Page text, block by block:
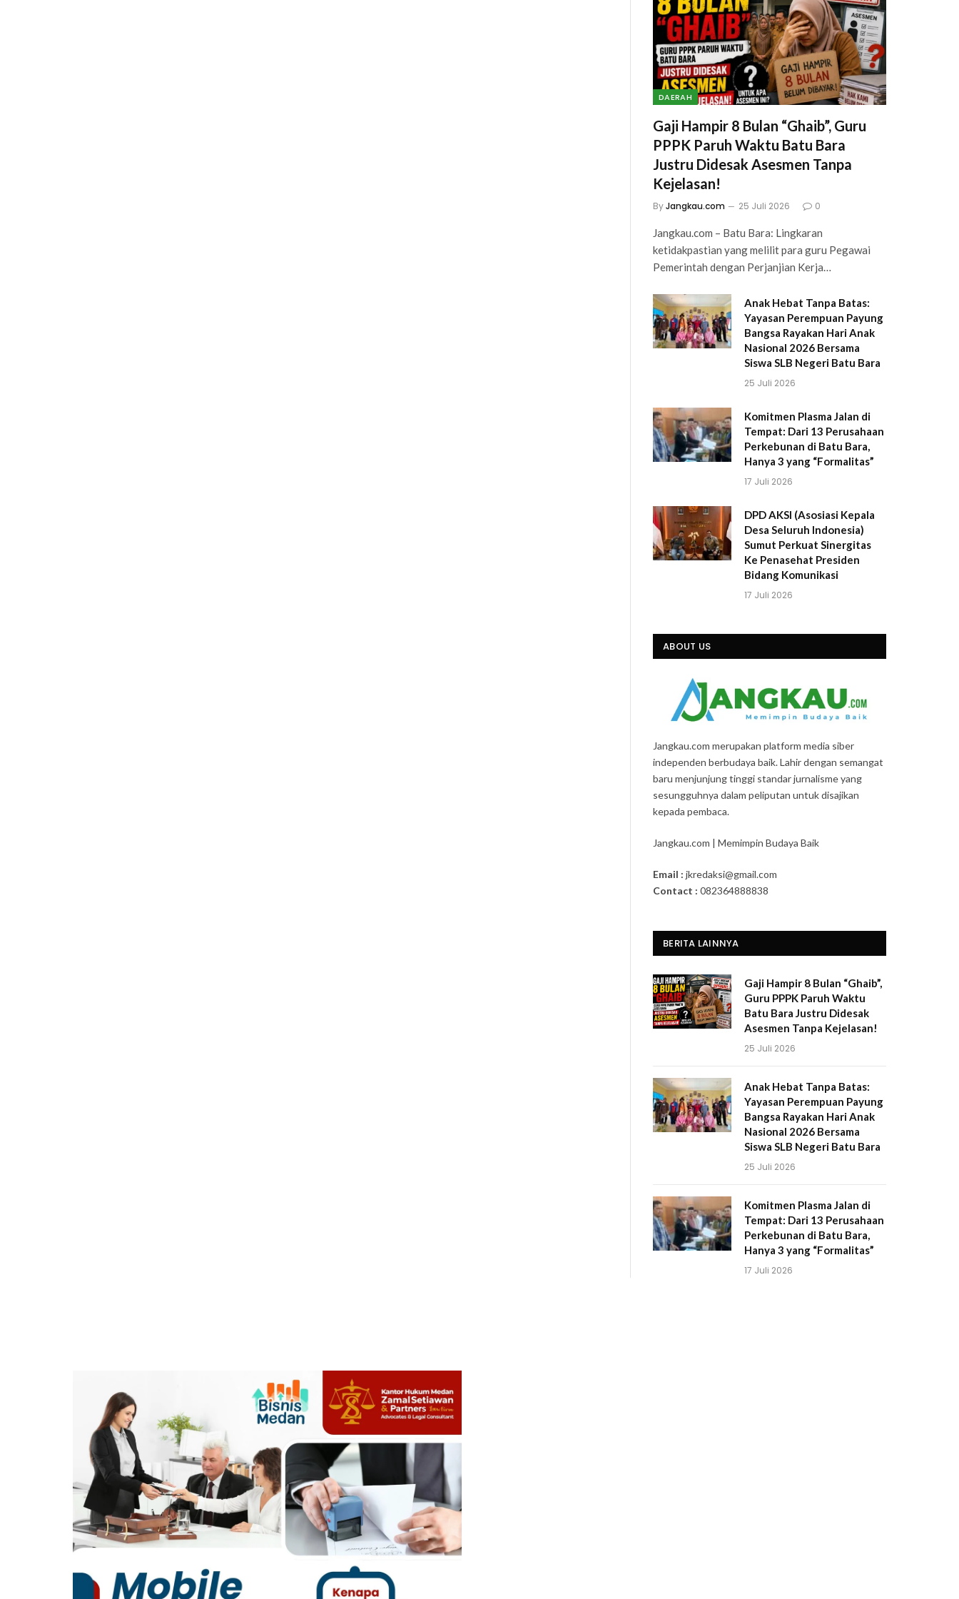
DAERAH
Gaji Hampir 8 Bulan “Ghaib”, Guru
PPPK Paruh Waktu Batu Bara
Justru Didesak Asesmen Tanpa
Kejelasan!
ByJangkau.com 25 Juli 2026 0
Jangkau.com – Batu Bara: Lingkaran
ketidakpastian yang melilit para guru Pegawai
Pemerintah dengan Perjanjian Kerja…
Anak Hebat Tanpa Batas:
Yayasan Perempuan Payung
Bangsa Rayakan Hari Anak
Nasional 2026 Bersama
Siswa SLB Negeri Batu Bara
25 Juli 2026
Komitmen Plasma Jalan di
Tempat: Dari 13 Perusahaan
Perkebunan di Batu Bara,
Hanya 3 yang “Formalitas”
17 Juli 2026
DPD AKSI (Asosiasi Kepala
Desa Seluruh Indonesia)
Sumut Perkuat Sinergitas
Ke Penasehat Presiden
Bidang Komunikasi
17 Juli 2026
ABOUT US
Jangkau.com merupakan platform media siber
independen berbudaya baik. Lahir dengan semangat
baru menjunjung tinggi standar jurnalisme yang
sesungguhnya dalam peliputan untuk disajikan
kepada pembaca.
Jangkau.com | Memimpin Budaya Baik
Email : jkredaksi@gmail.com
Contact : 082364888838
BERITA LAINNYA
Gaji Hampir 8 Bulan “Ghaib”,
Guru PPPK Paruh Waktu
Batu Bara Justru Didesak
Asesmen Tanpa Kejelasan!
25 Juli 2026
Anak Hebat Tanpa Batas:
Yayasan Perempuan Payung
Bangsa Rayakan Hari Anak
Nasional 2026 Bersama
Siswa SLB Negeri Batu Bara
25 Juli 2026
Komitmen Plasma Jalan di
Tempat: Dari 13 Perusahaan
Perkebunan di Batu Bara,
Hanya 3 yang “Formalitas”
17 Juli 2026